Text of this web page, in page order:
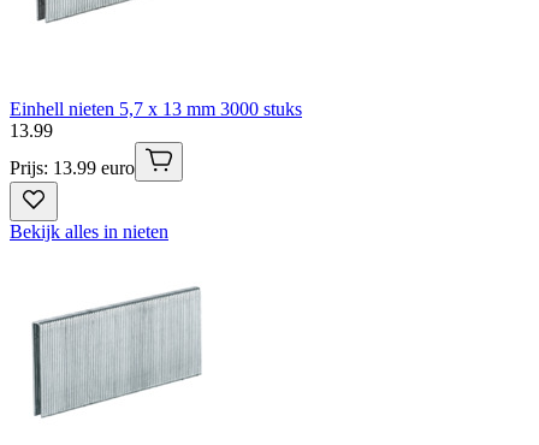
Einhell nieten 5,7 x 13 mm 3000 stuks
13.99
Prijs: 13.99 euro
Bekijk alles in nieten